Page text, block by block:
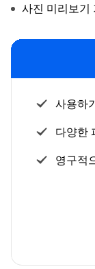
사진 미리보기
사용하
다양한
영구적